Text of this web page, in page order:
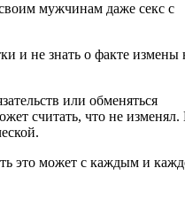
мужчинам даже секс с
и не знать о факте измены
или обменяться
считать, что не изменял.
это может с каждым и